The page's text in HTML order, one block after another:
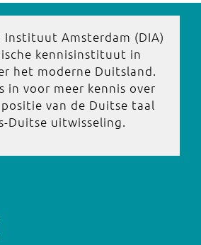
Instituut Amsterdam (DIA)
kennisinstituut in
het moderne Duitsland.
in voor meer kennis over
van de Duitse taal
Duitse uitwisseling.